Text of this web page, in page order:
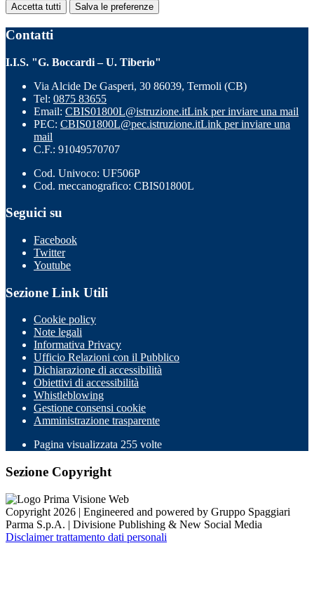
Accetta tutti Salva le preferenze
Contatti
I.I.S. "G. Boccardi – U. Tiberio"
Via Alcide De Gasperi, 30 86039, Termoli (CB)
Tel: 0875 83655
Email: CBIS01800L@istruzione.itLink per inviare una mail
PEC: CBIS01800L@pec.istruzione.itLink per inviare una
mail
C.F.: 91049570707
Cod. Univoco: UF506P
Cod. meccanografico: CBIS01800L
Seguici su
Facebook
Twitter
Youtube
Sezione Link Utili
Cookie policy
Note legali
Informativa Privacy
Ufficio Relazioni con il Pubblico
Dichiarazione di accessibilità
Obiettivi di accessibilità
Whistleblowing
Gestione consensi cookie
Amministrazione trasparente
Pagina visualizzata 255 volte
Sezione Copyright
Copyright 2026 | Engineered and powered by Gruppo Spaggiari
Parma S.p.A. | Divisione Publishing & New Social Media
Disclaimer trattamento dati personali